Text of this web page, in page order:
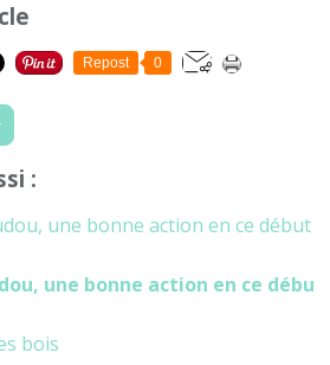
Repost 0
:
une bonne action en ce débu